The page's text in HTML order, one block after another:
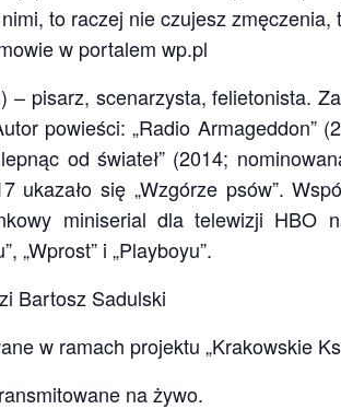
to raczej nie czujesz zmęczenia,
w portalem wp.pl
– pisarz, scenarzysta, felietonista.
powieści: „Radio Armageddon”
od świateł” (2014;
ukazało się „Wzgórze psów”.
miniserial dla telewizji HBO
„Wprost” i „Playboyu”.
Bartosz Sadulski
w ramach projektu „Krakowskie
na żywo.